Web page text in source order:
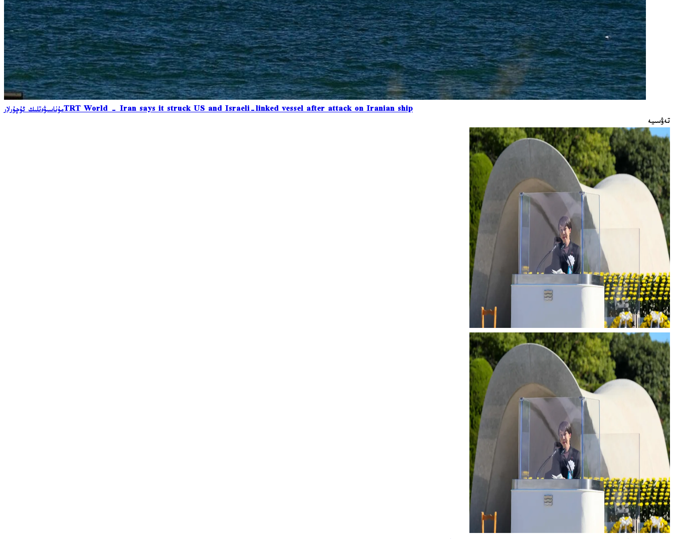
مۇناسىۋەتلىك ئۇچۇرلارTRT World - Iran says it struck US and Israeli-linked vessel after attack on Iranian ship
تەۋسىيە